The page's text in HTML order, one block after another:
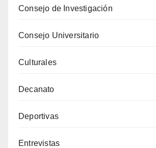
Consejo de Investigación
Consejo Universitario
Culturales
Decanato
Deportivas
Entrevistas